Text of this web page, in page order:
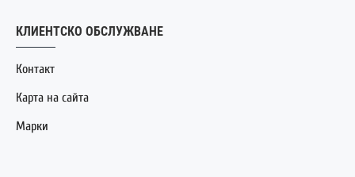
КЛИЕНТСКО ОБСЛУЖВАНЕ
Контакт
Карта на сайта
Марки